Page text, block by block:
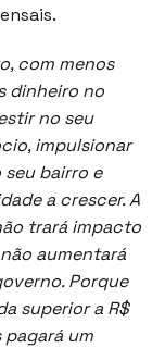
com menos
dinheiro no
no seu
impulsionar
bairro e
a crescer. A
trará impacto
aumentará
Porque
superior a R$
pagará um